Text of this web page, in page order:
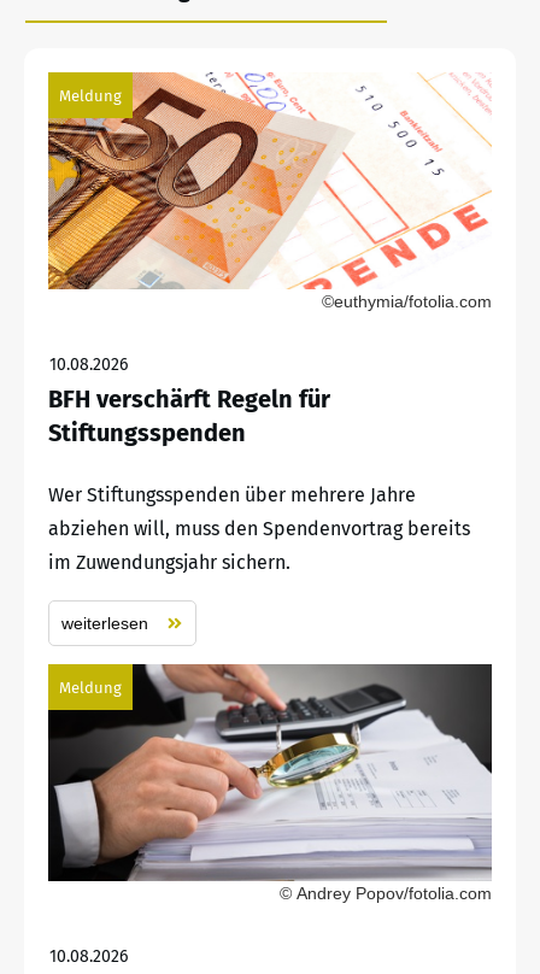
Meldung
©euthymia/fotolia.com
10.08.2026
BFH verschärft Regeln für
Stiftungsspenden
Wer Stiftungsspenden über mehrere Jahre
abziehen will, muss den Spendenvortrag bereits
im Zuwendungsjahr sichern.
weiterlesen
Meldung
© Andrey Popov/fotolia.com
10.08.2026